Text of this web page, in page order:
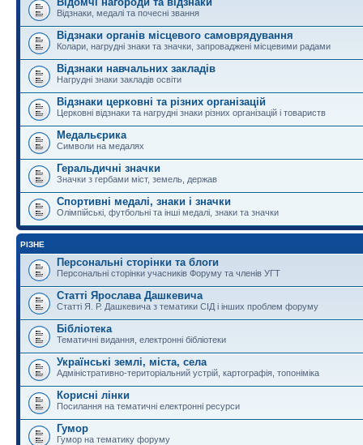
Відзнаки, медалі та почесні звання
Відзнаки органів місцевого самоврядування
Колари, нагрудні знаки та значки, запроваджені місцевими радами
Відзнаки навчальних закладів
Нагрудні знаки закладів освіти
Відзнаки церковні та різних організацій
Церковні відзнаки та нагрудні знаки різних організацій і товариств
Медальєрика
Символи на медалях
Геральдичні значки
Значки з гербами міст, земель, держав
Спортивні медалі, знаки і значки
Олімпійські, футбольні та інші медалі, знаки та значки
РІЗНЕ
Персональні сторінки та блоги
Персональні сторінки учасників Форуму та членів УГТ
Статті Ярослава Дашкевича
Статті Я. Р. Дашкевича з тематики СІД і інших проблем форуму
Бібліотека
Тематичні видання, електронні бібліотеки
Українські землі, міста, села
Адміністративно-територіальний устрій, картографія, топоніміка
Корисні лінки
Посилання на тематичні електронні ресурси
Гумор
Гумор на тематику форуму